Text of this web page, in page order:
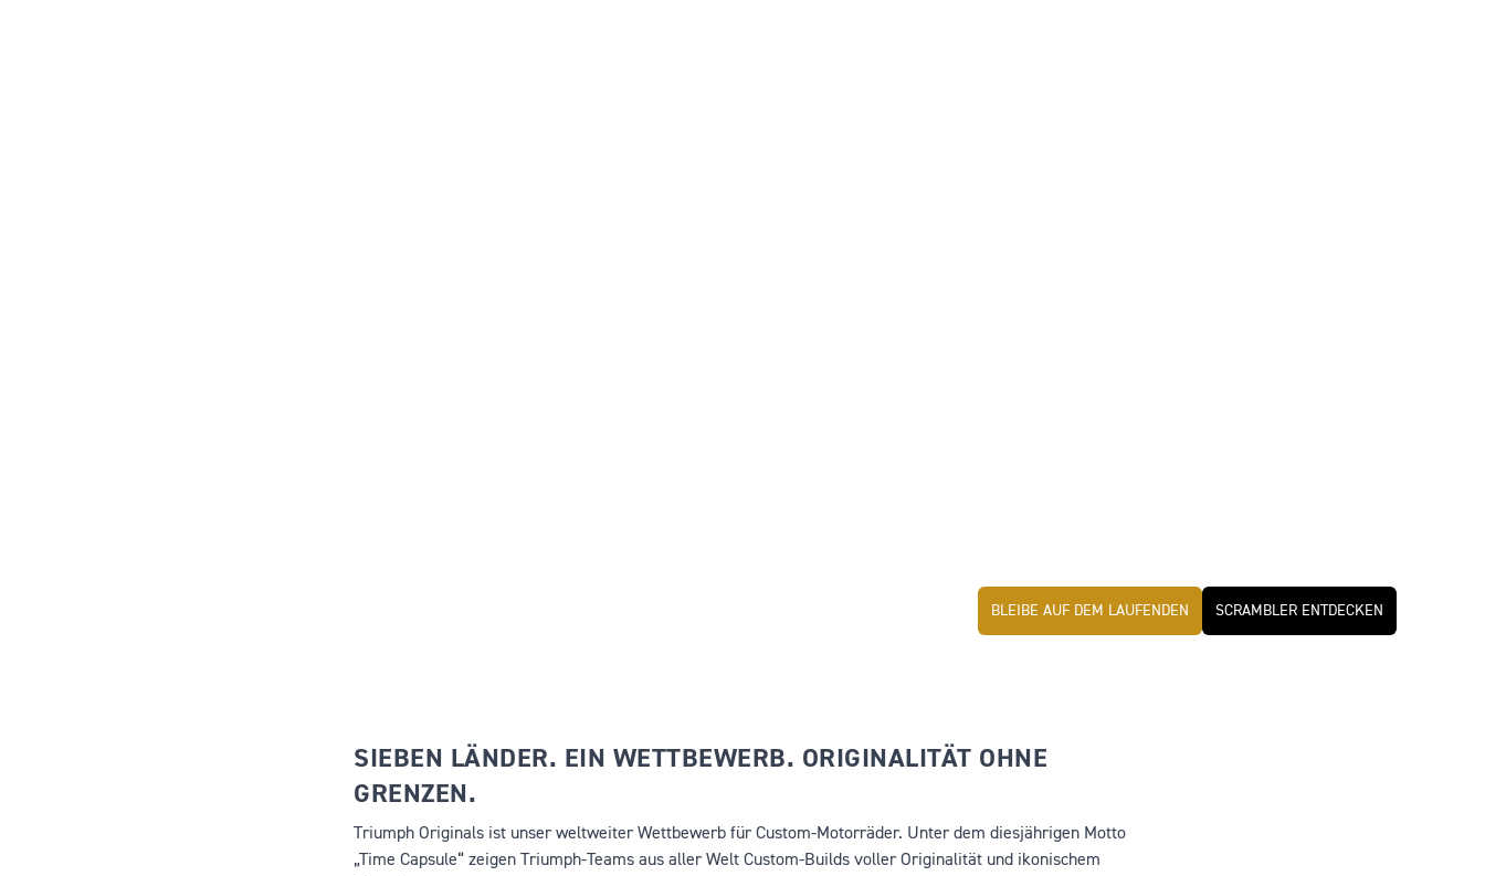
BLEIBE AUF DEM LAUFENDEN SCRAMBLER ENTDECKEN
SIEBEN LÄNDER. EIN WETTBEWERB. ORIGINALITÄT OHNE
GRENZEN.
Triumph Originals ist unser weltweiter Wettbewerb für Custom-Motorräder. Unter dem diesjährigen Motto
„Time Capsule“ zeigen Triumph-Teams aus aller Welt Custom-Builds voller Originalität und ikonischem